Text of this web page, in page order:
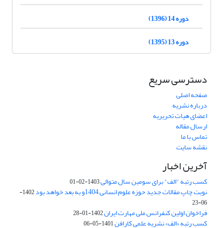
دوره 14 (1396)
دوره 13 (1395)
دسترسی سریع
صفحه اصلی
درباره نشریه
اعضای هیات تحریریه
ارسال مقاله
تماس با ما
نقشه سایت
آخرین اخبار
کسب رتبه "الف" برای سومین سال متوالی1403-02-01
نوبت چاپ مقالات جدید حوزه علوم انسانی 1404و به بعد خواهد بود
1402-
06-23
فراخوان اولین کنفرانس ملی مهارت ایران1402-01-28
کسب رتبه «الف» نشریه علمی کارافن1401-05-06